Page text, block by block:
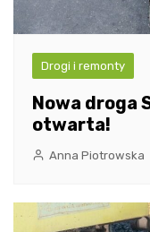
Drogi i remonty
Nowa droga
otwarta!
Anna Piotrowska